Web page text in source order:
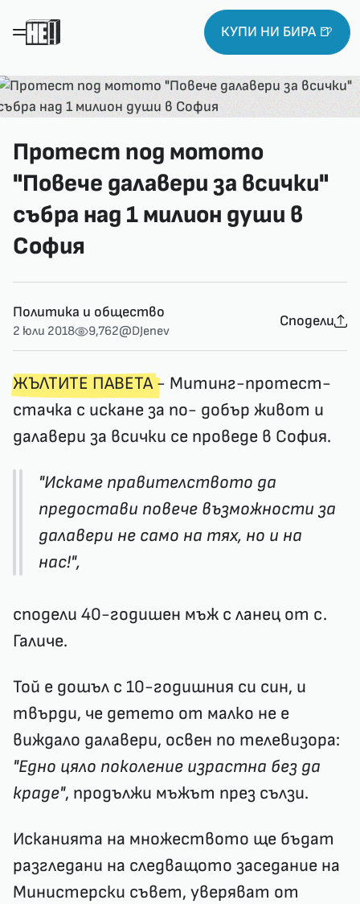
КУПИ НИ БИРА 🍺
Протест под мотото
"Повече далавери за всички"
събра над 1 милион души в
София
Политика и общество
2 юли 2018 9,762@DJenev
Сподели
ЖЪЛТИТЕ ПАВЕТА- Митинг-протест-
стачка с искане за по- добър живот и
далавери за всички се проведе в София.
"Искаме правителството да
предостави повече възможности за
далавери не само на тях, но и на
нас!",
сподели 40-годишен мъж с ланец от с.
Галиче.
Той е дошъл с 10-годишния си син, и
твърди, че детето от малко не е
виждало далавери, освен по телевизора:
"Едно цяло поколение израстна без да
краде", продължи мъжът през сълзи.
Исканията на множеството ще бъдат
разгледани на следващото заседание на
Министерски съвет, уверяват от